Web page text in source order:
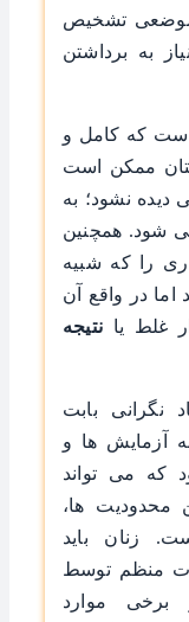
تشخیص
به برداشتن
که کامل و
ممکن است
نشود؛ به
‌شود. همچنین
را که شبیه
در واقع آن
غلط یانتیجه
نگرانی بابت
‌ها و
می ‌تواند
‌ها،
زنان باید
منظم توسط
موارد